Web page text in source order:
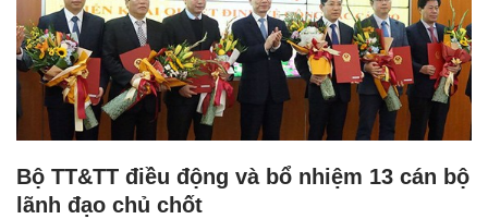
Bộ TT&TT điều động và bổ nhiệm 13 cán bộ
lãnh đạo chủ chốt